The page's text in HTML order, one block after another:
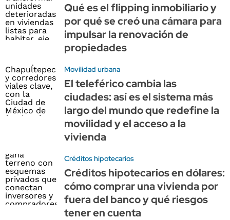
Qué es el flipping inmobiliario y
por qué se creó una cámara para
impulsar la renovación de
propiedades
Movilidad urbana
El teleférico cambia las
ciudades: así es el sistema más
largo del mundo que redefine la
movilidad y el acceso a la
vivienda
Créditos hipotecarios
Créditos hipotecarios en dólares:
cómo comprar una vivienda por
fuera del banco y qué riesgos
tener en cuenta